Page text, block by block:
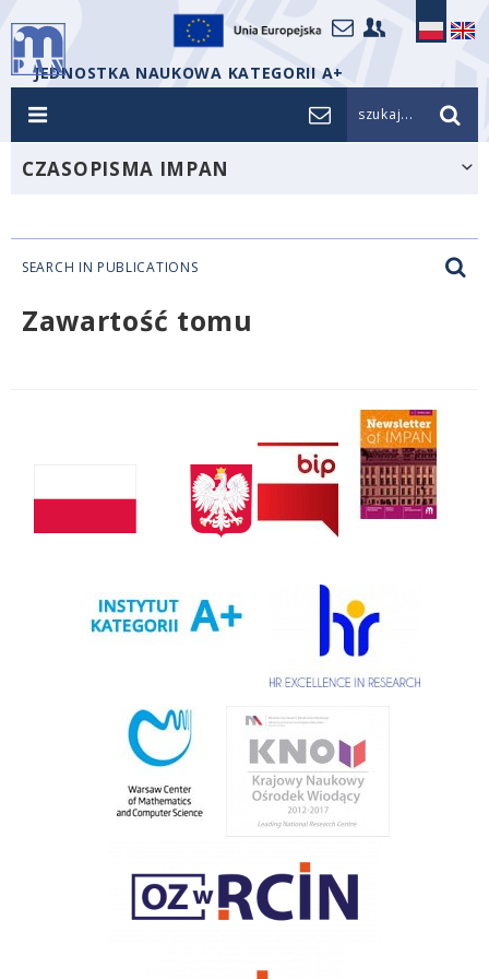
JEDNOSTKA NAUKOWA KATEGORII A+
szukaj...
CZASOPISMA IMPAN
SEARCH IN PUBLICATIONS
Zawartość tomu